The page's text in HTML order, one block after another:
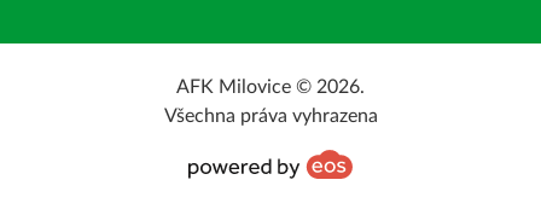
AFK Milovice © 2026.
Všechna práva vyhrazena